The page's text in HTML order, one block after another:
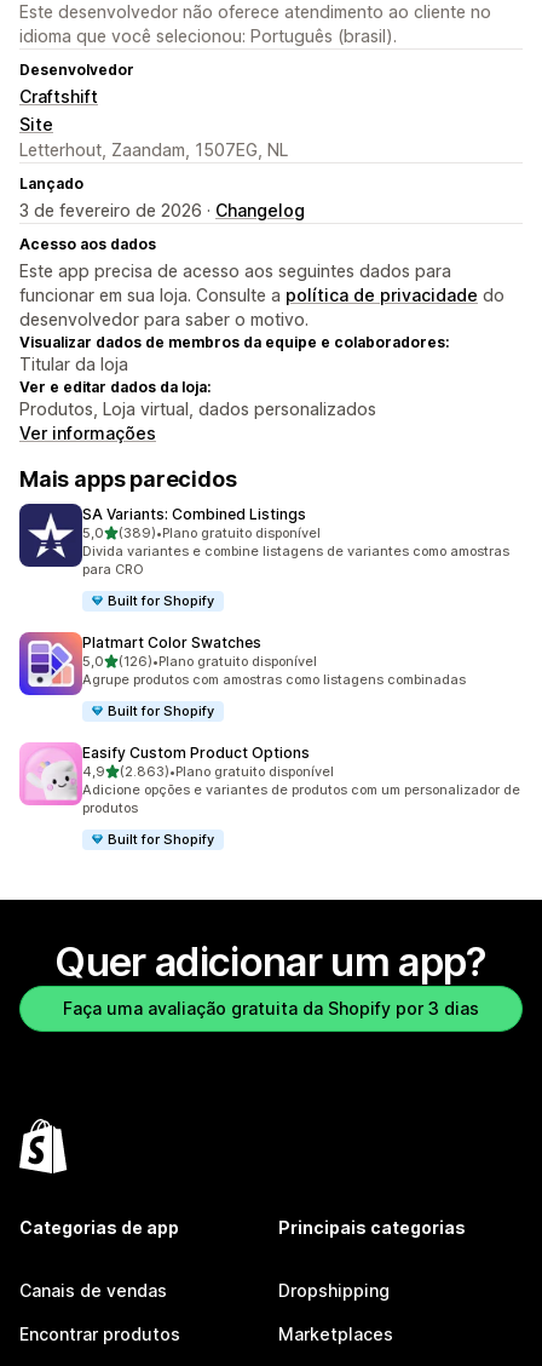
Este desenvolvedor não oferece atendimento ao cliente no
idioma que você selecionou: Português (brasil).
Desenvolvedor
Craftshift
Site
Letterhout, Zaandam, 1507EG, NL
Lançado
3 de fevereiro de 2026 · Changelog
Acesso aos dados
Este app precisa de acesso aos seguintes dados para
funcionar em sua loja. Consulte a política de privacidade do
desenvolvedor para saber o motivo.
Visualizar dados de membros da equipe e colaboradores:
Titular da loja
Ver e editar dados da loja:
Produtos, Loja virtual, dados personalizados
Ver informações
Mais apps parecidos
SA Variants: Combined Listings
5,0de 5 estrelas
(389)
389 avaliações ao todo
•Plano gratuito disponível
Divida variantes e combine listagens de variantes como amostras
para CRO
Built for Shopify
Platmart Color Swatches
5,0de 5 estrelas
(126)
126 avaliações ao todo
•Plano gratuito disponível
Agrupe produtos com amostras como listagens combinadas
Built for Shopify
Easify Custom Product Options
4,9de 5 estrelas
(2.863)
2863 avaliações ao todo
•Plano gratuito disponível
Adicione opções e variantes de produtos com um personalizador de
produtos
Built for Shopify
Quer adicionar um app?
Faça uma avaliação gratuita da Shopify por 3 dias
Categorias de app
Canais de vendas
Encontrar produtos
Principais categorias
Dropshipping
Marketplaces